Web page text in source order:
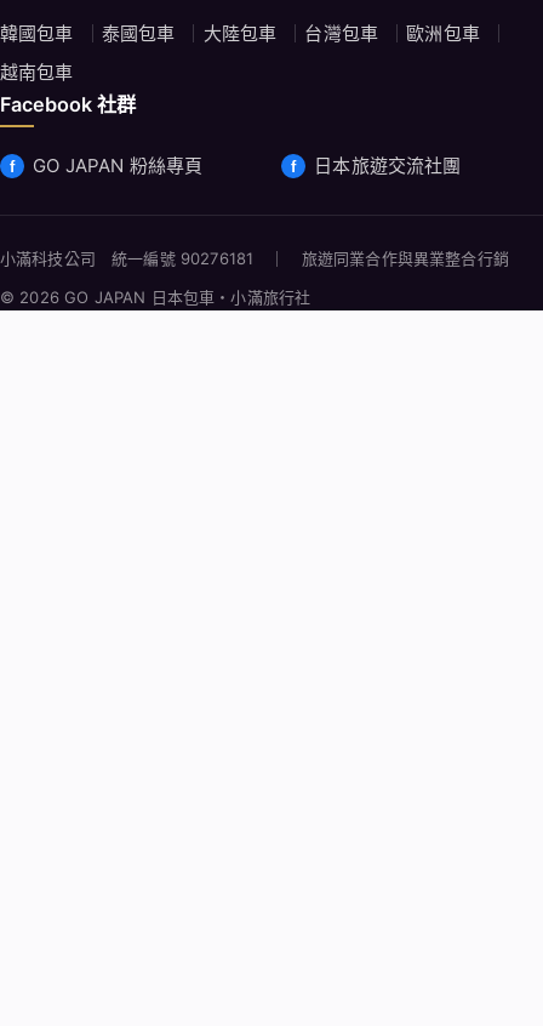
韓國包車 泰國包車 大陸包車 台灣包車
歐洲包車
越南包車
Facebook 社群
GO JAPAN 粉絲專頁 日本旅遊交流社團
小滿科技公司 統一編號 90276181 ｜ 旅遊同業合作與異業整合行銷
© 2026 GO JAPAN 日本包車・小滿旅行社